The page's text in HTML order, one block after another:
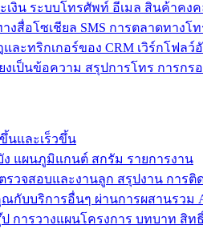
เงิน ระบบโทรศัพท์ อีเมล สินค้าค
สื่อโซเชียล SMS การตลาดทางโ
ละทริกเกอร์ของ CRM เวิร์กโฟล
งเป็นข้อความ สรุปการโทร การก
นและเร็วขึ้น
ง แผนภูมิแกนต์ สกรัม รายการงาน
รวจสอบและงานลูก สรุปงาน การ
กับบริการอื่นๆ ผ่านการผสานรวม
การวางแผนโครงการ บทบาท สิท